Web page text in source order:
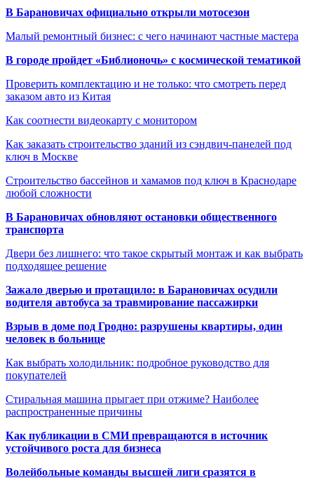
В Барановичах официально открыли мотосезон
Малый ремонтный бизнес: с чего начинают частные мастера
В городе пройдет «Библионочь» с космической тематикой
Проверить комплектацию и не только: что смотреть перед
заказом авто из Китая
Как соотнести видеокарту с монитором
Как заказать строительство зданий из сэндвич-панелей под
ключ в Москве
Строительство бассейнов и хамамов под ключ в Краснодаре
любой сложности
В Барановичах обновляют остановки общественного
транспорта
Двери без лишнего: что такое скрытый монтаж и как выбрать
подходящее решение
Зажало дверью и протащило: в Барановичах осудили
водителя автобуса за травмирование пассажирки
Взрыв в доме под Гродно: разрушены квартиры, один
человек в больнице
Как выбрать холодильник: подробное руководство для
покупателей
Стиральная машина прыгает при отжиме? Наиболее
распространенные причины
Как публикации в СМИ превращаются в источник
устойчивого роста для бизнеса
Волейбольные команды высшей лиги сразятся в